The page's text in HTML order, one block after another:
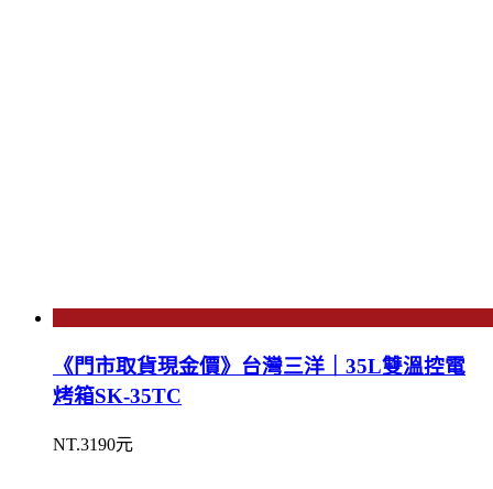
《門市取貨現金價》台灣三洋｜35L雙溫控電
烤箱SK-35TC
NT.3190元